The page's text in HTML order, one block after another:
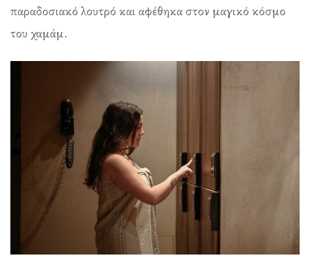
παραδοσιακό λουτρό και αφέθηκα στον μαγικό κόσμο
του χαμάμ.